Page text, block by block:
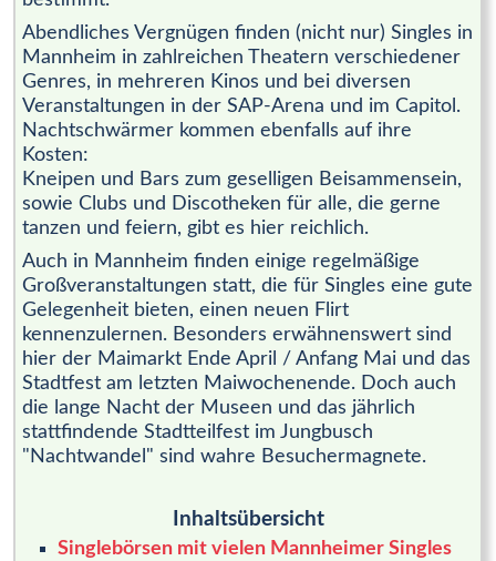
Abendliches Vergnügen finden (nicht nur) Singles in
Mannheim in zahlreichen Theatern verschiedener
Genres, in mehreren Kinos und bei diversen
Veranstaltungen in der SAP-Arena und im Capitol.
Nachtschwärmer kommen ebenfalls auf ihre
Kosten:
Kneipen und Bars zum geselligen Beisammensein,
sowie Clubs und Discotheken für alle, die gerne
tanzen und feiern, gibt es hier reichlich.
Auch in Mannheim finden einige regelmäßige
Großveranstaltungen statt, die für Singles eine gute
Gelegenheit bieten, einen neuen Flirt
kennenzulernen. Besonders erwähnenswert sind
hier der Maimarkt Ende April / Anfang Mai und das
Stadtfest am letzten Maiwochenende. Doch auch
die lange Nacht der Museen und das jährlich
stattfindende Stadtteilfest im Jungbusch
"Nachtwandel" sind wahre Besuchermagnete.
Inhaltsübersicht
Singlebörsen mit vielen Mannheimer Singles